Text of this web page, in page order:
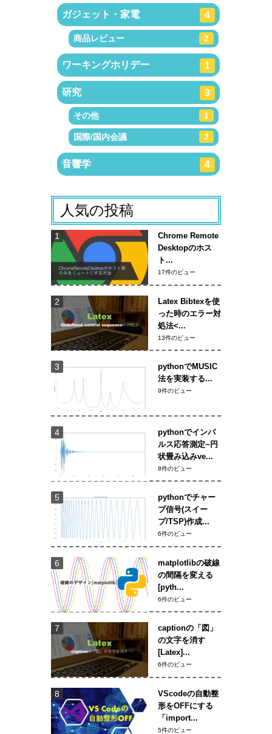
ガジェット・家電 4
商品レビュー 2
ワーキングホリデー 1
研究 3
その他 1
国際/国内会議 2
音響学 4
人気の投稿
Chrome Remote
Desktopのホス
ト...
17件のビュー
Latex Bibtexを使
った時のエラー対
処法<...
13件のビュー
pythonでMUSIC
法を実装する...
9件のビュー
pythonでインパ
ルス応答測定~円
状畳み込みve...
8件のビュー
pythonでチャー
プ信号(スイー
プ/TSP)作成...
6件のビュー
matplotlibの破線
の間隔を変える
[pyth...
6件のビュー
captionの「図」
の文字を消す
[Latex]...
6件のビュー
VScodeの自動整
形をOFFにする
「import...
5件のビュー